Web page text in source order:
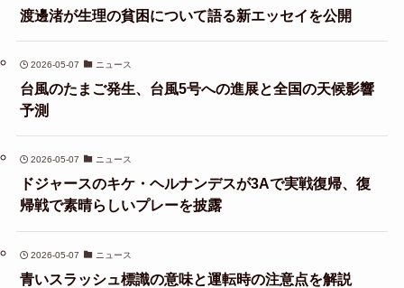
渡邊渚が生理の貧困について語る新エッセイを公開
2026-05-07 ニュース
台風のたまご発生、台風5号への進展と全国の天候影響
予測
2026-05-07 ニュース
ドジャースのキケ・ヘルナンデスが3Aで実戦復帰、復
帰戦で素晴らしいプレーを披露
2026-05-07 ニュース
青いスラッシュ標識の意味と運転時の注意点を解説